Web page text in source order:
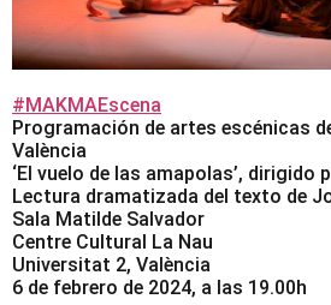
#MAKMAEscena
Programación de artes escénicas
València
‘El vuelo de las amapolas’, dirigido
Lectura dramatizada del texto de
Sala Matilde Salvador
Centre Cultural La Nau
Universitat 2, València
6 de febrero de 2024, a las 19.00h